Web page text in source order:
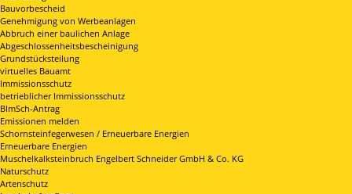
Bauvorbescheid
Genehmigung von Werbeanlagen
Abbruch einer baulichen Anlage
Abgeschlossenheitsbescheinigung
Grundstücksteilung
virtuelles Bauamt
Immissionsschutz
betrieblicher Immissionsschutz
BImSch-Antrag
Emissionen melden
Schornsteinfegerwesen / Erneuerbare Energien
Erneuerbare Energien
Muschelkalksteinbruch Engelbert Schneider GmbH & Co. KG
Naturschutz
Artenschutz